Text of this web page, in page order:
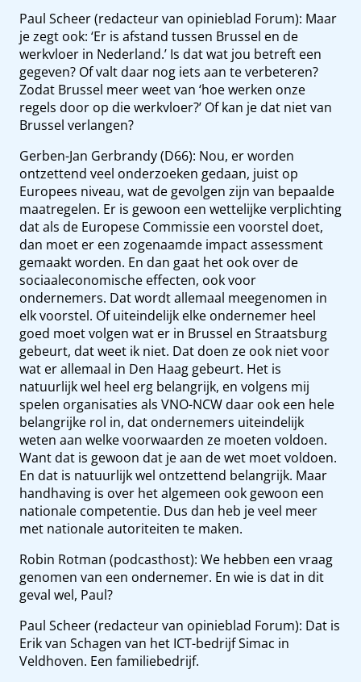
Paul Scheer (redacteur van opinieblad Forum): Maar
je zegt ook: ‘Er is afstand tussen Brussel en de
werkvloer in Nederland.’ Is dat wat jou betreft een
gegeven? Of valt daar nog iets aan te verbeteren?
Zodat Brussel meer weet van ‘hoe werken onze
regels door op die werkvloer?’ Of kan je dat niet van
Brussel verlangen?
Gerben-Jan Gerbrandy (D66): Nou, er worden
ontzettend veel onderzoeken gedaan, juist op
Europees niveau, wat de gevolgen zijn van bepaalde
maatregelen. Er is gewoon een wettelijke verplichting
dat als de Europese Commissie een voorstel doet,
dan moet er een zogenaamde impact assessment
gemaakt worden. En dan gaat het ook over de
sociaaleconomische effecten, ook voor
ondernemers. Dat wordt allemaal meegenomen in
elk voorstel. Of uiteindelijk elke ondernemer heel
goed moet volgen wat er in Brussel en Straatsburg
gebeurt, dat weet ik niet. Dat doen ze ook niet voor
wat er allemaal in Den Haag gebeurt. Het is
natuurlijk wel heel erg belangrijk, en volgens mij
spelen organisaties als VNO-NCW daar ook een hele
belangrijke rol in, dat ondernemers uiteindelijk
weten aan welke voorwaarden ze moeten voldoen.
Want dat is gewoon dat je aan de wet moet voldoen.
En dat is natuurlijk wel ontzettend belangrijk. Maar
handhaving is over het algemeen ook gewoon een
nationale competentie. Dus dan heb je veel meer
met nationale autoriteiten te maken.
Robin Rotman (podcasthost): We hebben een vraag
genomen van een ondernemer. En wie is dat in dit
geval wel, Paul?
Paul Scheer (redacteur van opinieblad Forum): Dat is
Erik van Schagen van het ICT-bedrijf Simac in
Veldhoven. Een familiebedrijf.